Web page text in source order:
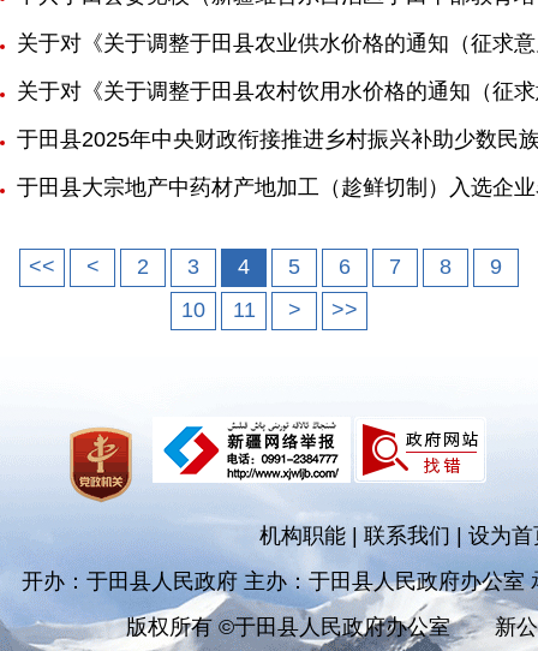
关于对《关于调整于田县农业供水价格的通知（征求
关于对《关于调整于田县农村饮用水价格的通知（征
于田县2025年中央财政衔接推进乡村振兴补助少数民
于田县大宗地产中药材产地加工（趁鲜切制）入选企
<< < 2 3 4 5 6 7 8
9
10
11 > >>
机构职能 联系我们|设为首
开办：于田县人民政府 主办：于田县人民政府办公室
版权所有 ©于田县人民政府办公室
新